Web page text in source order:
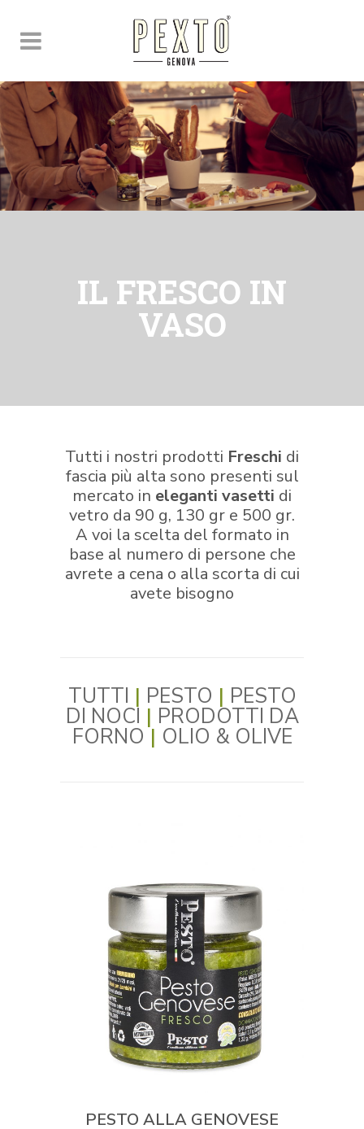
IL FRESCO IN
VASO
Tutti i nostri prodotti Freschi di
fascia più alta sono presenti sul
mercato in eleganti vasetti di
vetro da 90 g, 130 gr e 500 gr.
A voi la scelta del formato in
base al numero di persone che
avrete a cena o alla scorta di cui
avete bisogno
TUTTI | PESTO | PESTO
DI NOCI | PRODOTTI DA
FORNO | OLIO & OLIVE
PESTO ALLA GENOVESE